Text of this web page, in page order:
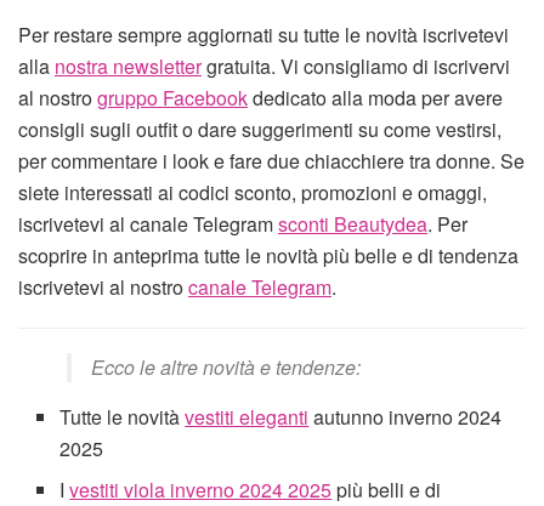
Per restare sempre aggiornati su tutte le novità iscrivetevi
alla nostra newslettergratuita. Vi consigliamo di iscrivervi
al nostrogruppo Facebookdedicato alla moda per avere
consigli sugli outfit o dare suggerimenti su come vestirsi,
per commentare i look e fare due chiacchiere tra donne. Se
siete interessati ai codici sconto, promozioni e omaggi,
iscrivetevi al canale Telegramsconti Beautydea. Per
scoprire in anteprima tutte le novità più belle e di tendenza
iscrivetevi al nostrocanale Telegram.
Ecco le altre novità e tendenze:
Tutte le novitàvestiti eleganti autunno inverno 2024
2025
Ivestiti viola inverno 2024 2025più belli e di